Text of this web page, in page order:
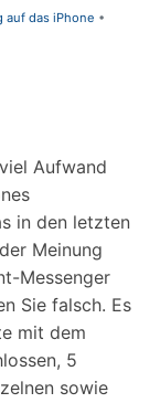
auf das iPhone •
Aufwand
in den letzten
Meinung
Messenger
Sie falsch. Es
mit dem
5
sowie